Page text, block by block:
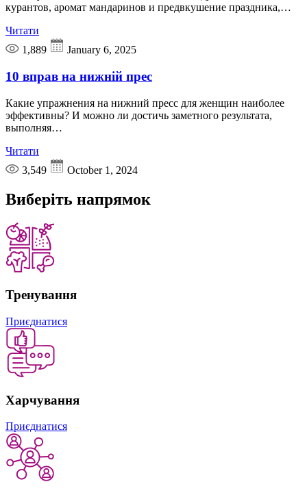
курантов, аромат мандаринов и предвкушение праздника,…
Читати
1,889
January 6, 2025
10 вправ на нижній прес
Какие упражнения на нижний пресс для женщин наиболее
эффективны? И можно ли достичь заметного результата,
выполняя…
Читати
3,549
October 1, 2024
Виберіть напрямок
Тренування
Приєднатися
Харчування
Приєднатися